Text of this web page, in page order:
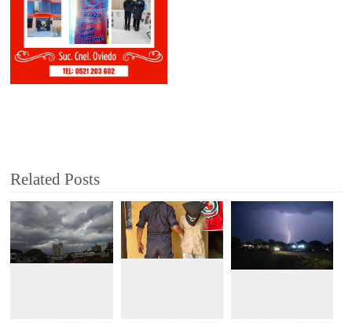
Related Posts